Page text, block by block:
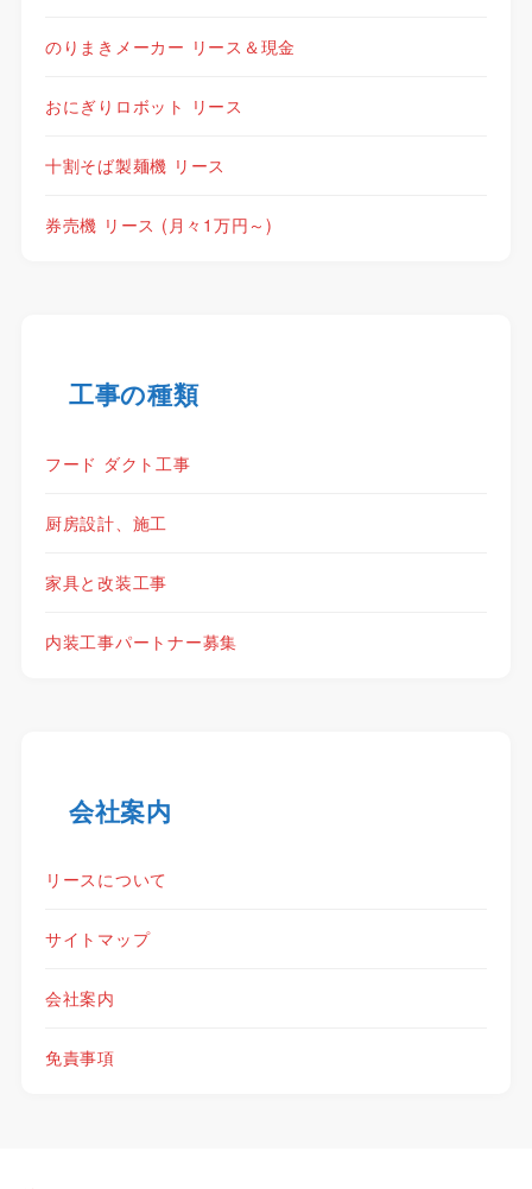
のりまきメーカー リース＆現金
おにぎりロボット リース
十割そば製麺機 リース
券売機 リース (月々1万円～)
工事の種類
フード ダクト工事
厨房設計、施工
家具と改装工事
内装工事パートナー募集
会社案内
リースについて
サイトマップ
会社案内
免責事項